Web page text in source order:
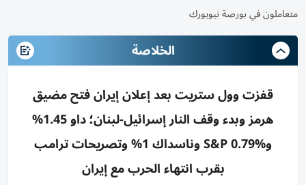
متعاملون في بورصة نيويورك
الخلاصة
قفزت وول ستريت بعد إعلان إيران فتح مضيق
هرمز وبدء وقف النار إسرائيل-لبنان؛ داو 1.45%
وS&P 0.79% وناسداك 1% وتصريحات ترامب
بقرب انتهاء الحرب مع إيران